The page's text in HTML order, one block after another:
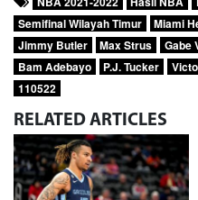
Semifinal Wilayah Timur
Miami
Jimmy Butler
Max Strus Gabe
Bam Adebayo
P.J. Tucker
110522
RELATED ARTICLES